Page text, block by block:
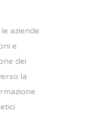
aziende
e
dei
la